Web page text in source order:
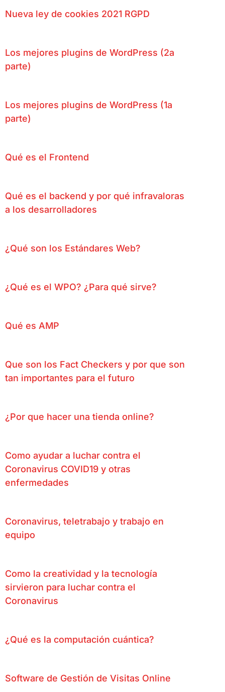
Nueva ley de cookies 2021 RGPD
Los mejores plugins de WordPress (2a
parte)
Los mejores plugins de WordPress (1a
parte)
Qué es el Frontend
Qué es el backend y por qué infravaloras
a los desarrolladores
¿Qué son los Estándares Web?
¿Qué es el WPO? ¿Para qué sirve?
Qué es AMP
Que son los Fact Checkers y por que son
tan importantes para el futuro
¿Por que hacer una tienda online?
Como ayudar a luchar contra el
Coronavirus COVID19 y otras
enfermedades
Coronavirus, teletrabajo y trabajo en
equipo
Como la creatividad y la tecnología
sirvieron para luchar contra el
Coronavirus
¿Qué es la computación cuántica?
Software de Gestión de Visitas Online